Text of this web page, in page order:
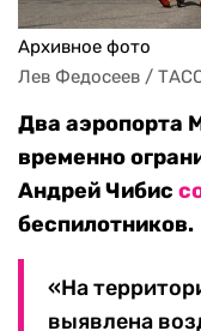
Архивное фото
Лев Федосеев /
Два аэропорта
временно
Андрей Чибис
беспилотников.
«На
выявлена